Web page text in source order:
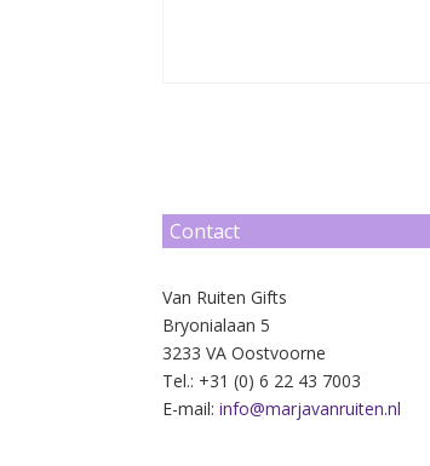
Contact
Van Ruiten Gifts
Bryonialaan 5
3233 VA Oostvoorne
Tel.: +31 (0) 6 22 43 7003
E-mail:info@marjavanruiten.nl